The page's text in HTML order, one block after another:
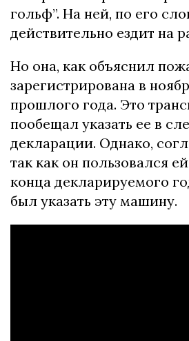
гольф”. На ней, по его
действительно ездит на
Но она, как объяснил
зарегистрирована в
прошлого года. Это
пообещал указать ее в
декларации. Однако,
так как он пользовался
конца декларируемого
был указать эту машину.